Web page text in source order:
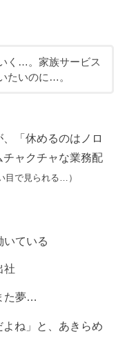
く…。家族サービス
たいのに…。
「休めるのはノロ
ャクチャな業務配
目で見られる…）
いている
社
た夢…
よね」と、あきらめ